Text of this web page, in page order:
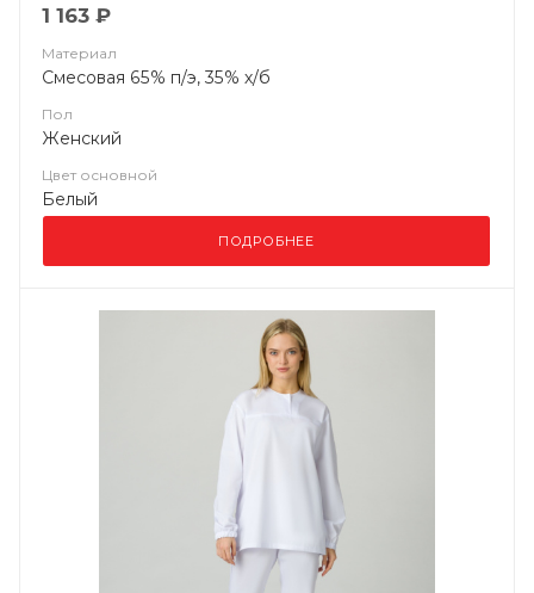
1 163 ₽
Материал
Смесовая 65% п/э, 35% х/б
Пол
Женский
Цвет основной
Белый
ПОДРОБНЕЕ